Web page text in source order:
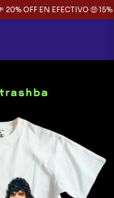
20% OFF EN EFECTIVO 🤑 15%